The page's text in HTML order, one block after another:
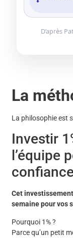
D’après
La
La philosophie est
Investir
l’équipe
Cet
semaine pour vos
Pourquoi 1% ?
Parce qu’un petit